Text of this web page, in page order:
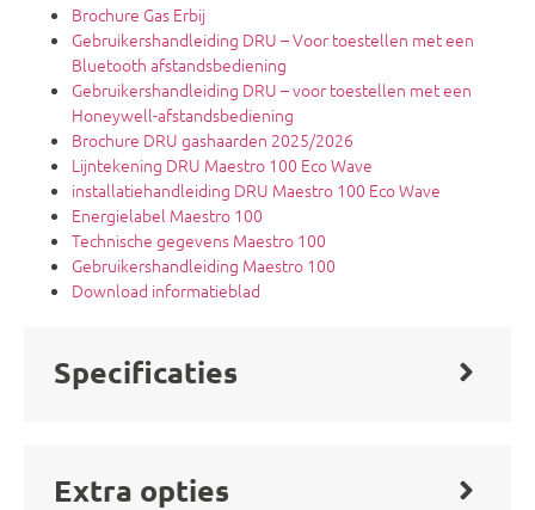
Brochure Gas Erbij
Gebruikershandleiding DRU – Voor toestellen met een
Bluetooth afstandsbediening
Gebruikershandleiding DRU – voor toestellen met een
Honeywell-afstandsbediening
Brochure DRU gashaarden 2025/2026
Lijntekening DRU Maestro 100 Eco Wave
installatiehandleiding DRU Maestro 100 Eco Wave
Energielabel Maestro 100
Technische gegevens Maestro 100
Gebruikershandleiding Maestro 100
Download informatieblad
Specificaties
Extra opties